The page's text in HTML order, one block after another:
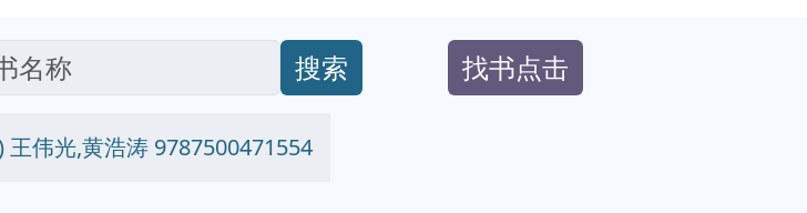
搜索 找书点击
伟光,黄浩涛 9787500471554